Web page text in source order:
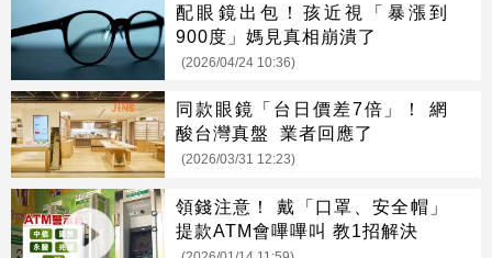
配眼鏡出包！孩近視「暴漲到
900度」媽見真相崩潰了
(2026/04/24 10:36)
同款眼鏡「台日價差7倍」！ 網
酸台灣真盤 業者回應了
(2026/03/31 12:23)
領錢注意！ 戴「口罩、安全帽」
提款ATM會嗶嗶叫 教1招解決